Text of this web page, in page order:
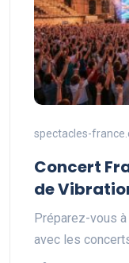
spectacles-
Concert
de
Préparez-vous
avec les